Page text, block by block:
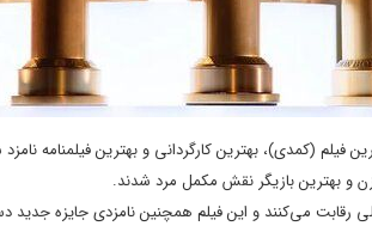
فیلم (کمدی)، بهترین کارگردانی و بهترین فیلمنامه
زن و بهترین بازیگر نقش مکمل مرد شدند.
می‌کنند و این فیلم همچنین نامزدی جایزه